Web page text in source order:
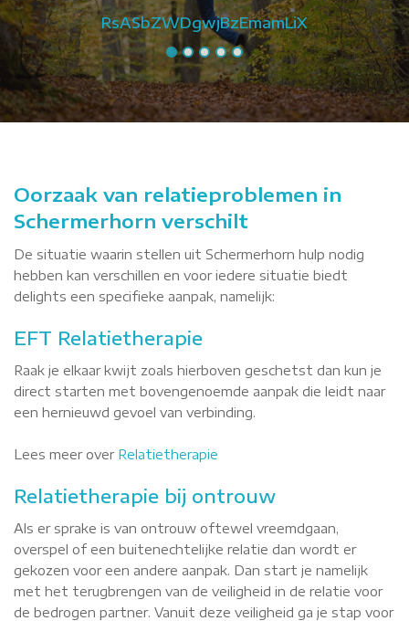
RsASbZWDgwjBzEmamLiX
Oorzaak van relatieproblemen in
Schermerhorn verschilt
De situatie waarin stellen uit Schermerhorn hulp nodig
hebben kan verschillen en voor iedere situatie biedt
delights een specifieke aanpak, namelijk:
EFT Relatietherapie
Raak je elkaar kwijt zoals hierboven geschetst dan kun je
direct starten met bovengenoemde aanpak die leidt naar
een hernieuwd gevoel van verbinding.
Lees meer over Relatietherapie
Relatietherapie bij ontrouw
Als er sprake is van ontrouw oftewel vreemdgaan,
overspel of een buitenechtelijke relatie dan wordt er
gekozen voor een andere aanpak. Dan start je namelijk
met het terugbrengen van de veiligheid in de relatie voor
de bedrogen partner. Vanuit deze veiligheid ga je stap voor